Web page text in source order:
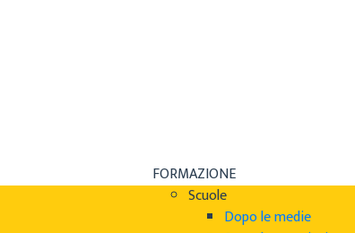
FORMAZIONE
Scuole
Dopo le medie